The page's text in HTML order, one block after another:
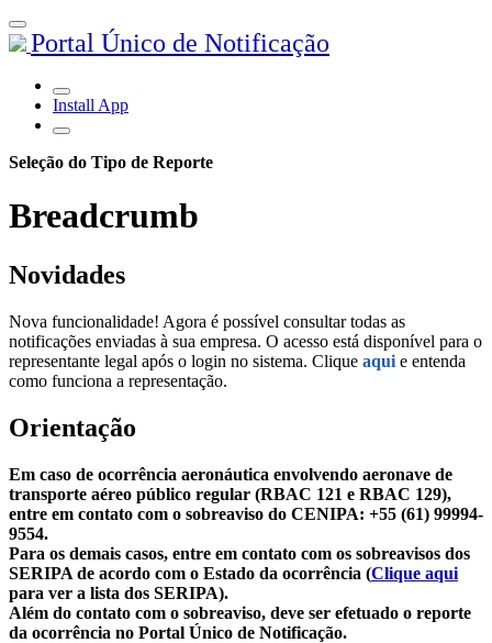
Portal Único de Notificação
Install App
Seleção do Tipo de Reporte
Breadcrumb
Novidades
Nova funcionalidade! Agora é possível consultar todas as
notificações enviadas à sua empresa. O acesso está disponível para o
representante legal após o login no sistema. Clique aqui e entenda
como funciona a representação.
Orientação
Em caso de ocorrência aeronáutica envolvendo aeronave de
transporte aéreo público regular (RBAC 121 e RBAC 129),
entre em contato com o sobreaviso do CENIPA: +55 (61) 99994-
9554.
Para os demais casos, entre em contato com os sobreavisos dos
SERIPA de acordo com o Estado da ocorrência (Clique aqui
para ver a lista dos SERIPA).
Além do contato com o sobreaviso, deve ser efetuado o reporte
da ocorrência no Portal Único de Notificação.